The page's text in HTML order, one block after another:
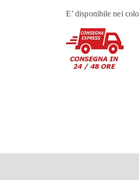
E’ disponibile nei